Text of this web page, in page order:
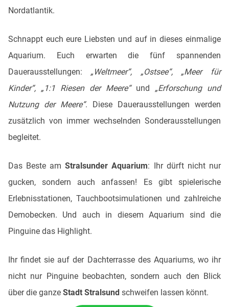
Nordatlantik.
Schnappt euch eure Liebsten und auf in dieses einmalige
Aquarium. Euch erwarten die fünf spannenden
Dauerausstellungen: „Weltmeer“, „Ostsee“, „Meer für
Kinder“, „1:1 Riesen der Meere“ und
„Erforschung und
Nutzung der Meere“. Diese Dauerausstellungen werden
zusätzlich von immer wechselnden Sonderausstellungen
begleitet.
Das Beste amStralsunder Aquarium: Ihr dürft nicht nur
gucken, sondern auch anfassen! Es gibt spielerische
Erlebnisstationen, Tauchbootsimulationen und zahlreiche
Demobecken. Und auch in diesem Aquarium sind die
Pinguine das Highlight.
Ihr findet sie auf der Dachterrasse des Aquariums, wo ihr
nicht nur Pinguine beobachten, sondern auch den Blick
über die ganze Stadt Stralsund schweifen lassen könnt.